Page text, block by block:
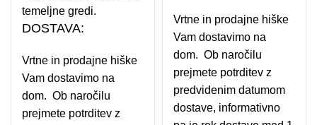
temeljne gredi.
DOSTAVA:
Vrtne in prodajne hiške
Vam dostavimo na
dom. Ob naročilu
prejmete potrditev z
Vrtne in prodajne hiške
Vam dostavimo na
dom. Ob naročilu
prejmete potrditev z
predvidenim datumom
dostave, informativno